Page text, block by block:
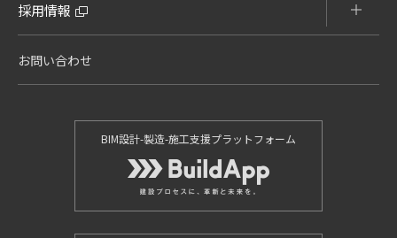
採用情報
お問い合わせ
BIM設計-製造-施工支援プラットフォーム